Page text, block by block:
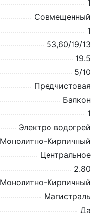
1
Совмещенный
1
53,60/19/13
19.5
5/10
Предчистовая
Балкон
1
Электро водогрей
Монолитно-Кирпичный
Центральное
2.80
Монолитно-Кирпичный
Магистраль
Да